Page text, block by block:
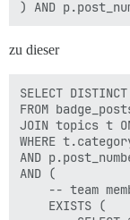
zu dieser
SELECT
FROM
JOIN topics t
WHERE
AND
AND (
-- team
    EXISTS (